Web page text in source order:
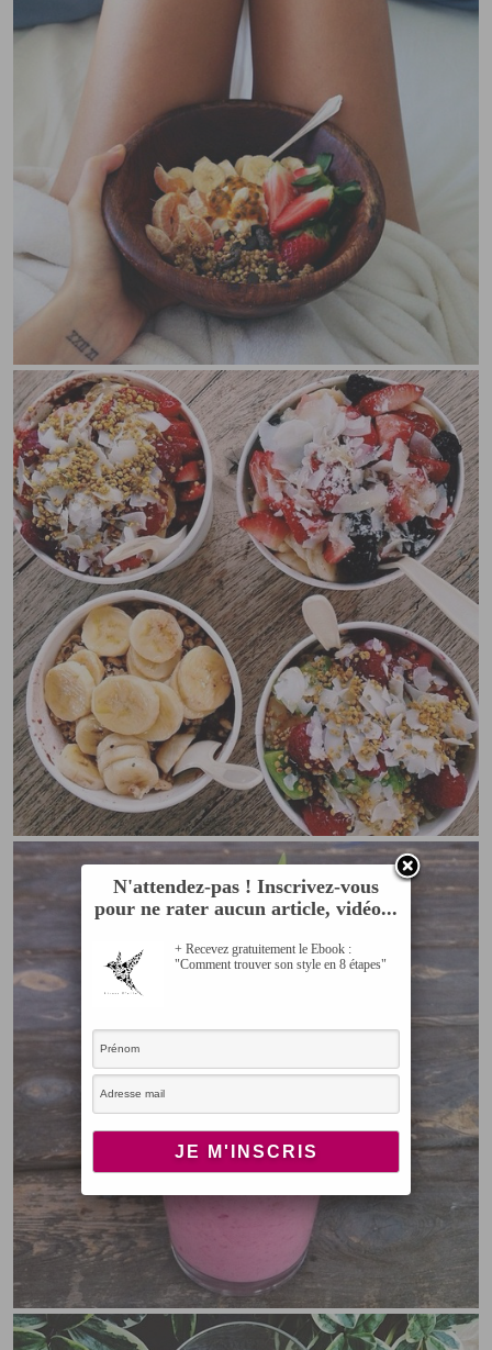
N'attendez-pas ! Inscrivez-vous
pour ne rater aucun article, vidéo...
+ Recevez gratuitement le Ebook :
"Comment trouver son style en 8 étapes"